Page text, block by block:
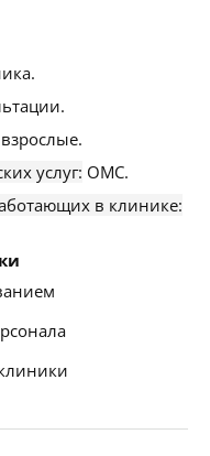
взрослые.
услуг: ОМС.
в клинике: